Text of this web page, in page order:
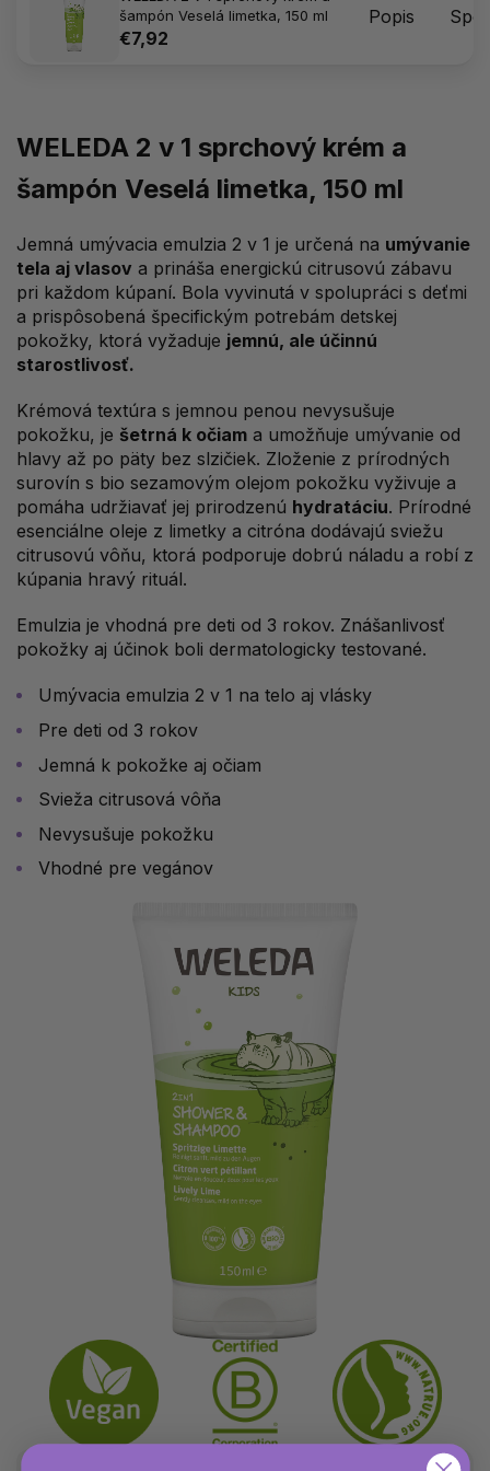
šampón Veselá limetka, 150 ml
€7,92
Popis
WELEDA 2 v 1 sprchový krém a
šampón Veselá limetka, 150 ml
Jemná umývacia emulzia 2 v 1 je určená na umývanie
tela aj vlasov a prináša energickú citrusovú zábavu
pri každom kúpaní. Bola vyvinutá v spolupráci s deťmi
a prispôsobená špecifickým potrebám detskej
pokožky, ktorá vyžaduje jemnú, ale účinnú
starostlivosť.
Krémová textúra s jemnou penou nevysušuje
pokožku, je šetrná k očiam a umožňuje umývanie od
hlavy až po päty bez slzičiek. Zloženie z prírodných
surovín s bio sezamovým olejom pokožku vyživuje a
pomáha udržiavať jej prirodzenú hydratáciu. Prírodné
esenciálne oleje z limetky a citróna dodávajú sviežu
citrusovú vôňu, ktorá podporuje dobrú náladu a robí z
kúpania hravý rituál.
Emulzia je vhodná pre deti od 3 rokov. Znášanlivosť
pokožky aj účinok boli dermatologicky testované.
Umývacia emulzia 2 v 1 na telo aj vlásky
Pre deti od 3 rokov
Jemná k pokožke aj očiam
Svieža citrusová vôňa
Nevysušuje pokožku
Vhodné pre vegánov